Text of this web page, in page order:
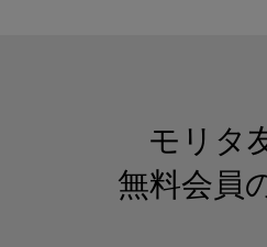
モリタ
無料会員